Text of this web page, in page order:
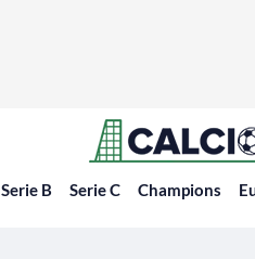
Serie B Serie C Champions